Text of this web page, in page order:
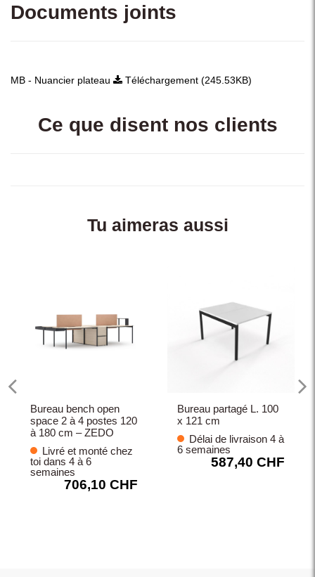
Documents joints
MB - Nuancier plateau Téléchargement (245.53KB)
Ce que disent nos clients
Tu aimeras aussi
Bureau bench open
space 2 à 4 postes 120
à 180 cm – ZEDO
Livré et monté chez
toi dans 4 à 6
semaines
706,10 CHF
Bureau partagé L. 100
x 121 cm
Délai de livraison 4 à
6 semaines
587,40 CHF